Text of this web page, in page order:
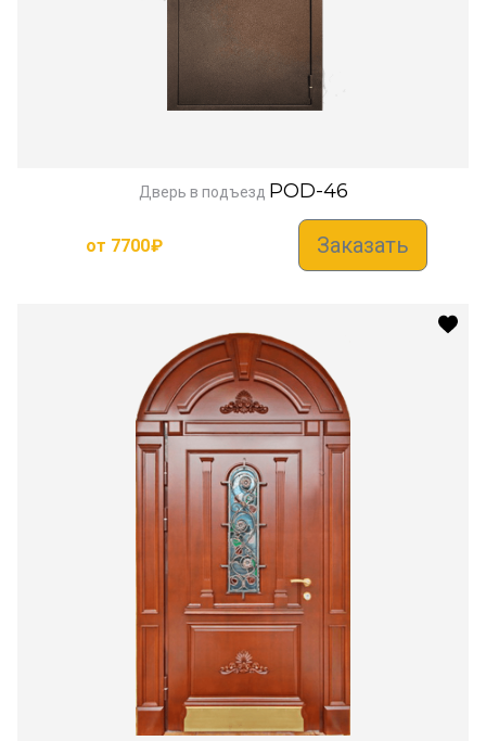
Дверь в подъезд POD-46
от 7700₽ Заказать